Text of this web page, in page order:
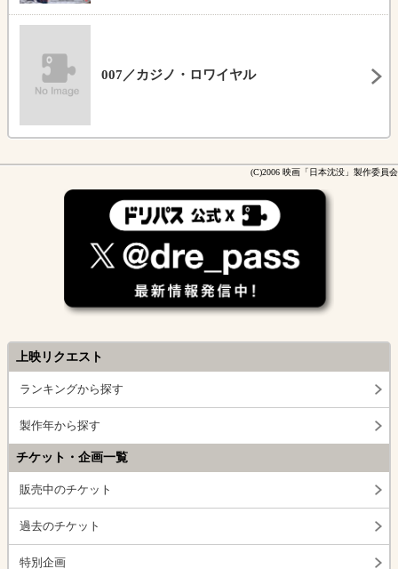
007／カジノ・ロワイヤル
(C)2006 映画「日本沈没」製作委員会
上映リクエスト
ランキングから探す
製作年から探す
チケット・企画一覧
販売中のチケット
過去のチケット
特別企画